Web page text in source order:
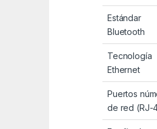
Estándar
Bluetooth
Tecnología
Ethernet
Puertos
de red (RJ-